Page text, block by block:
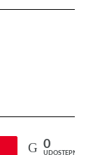
0
UDOSTĘPNIEŃ